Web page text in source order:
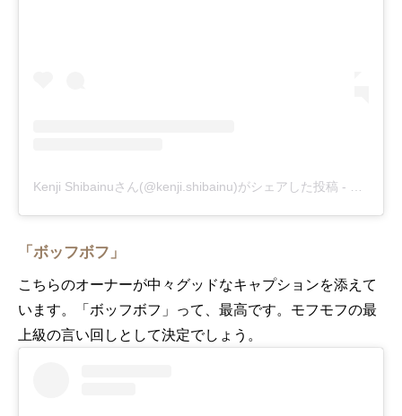
Kenji Shibainuさん(@kenji.shibainu)がシェアした投稿 -
「ボッフボフ」
こちらのオーナーが中々グッドなキャプションを添えて
います。「ボッフボフ」って、最高です。モフモフの最
上級の言い回しとして決定でしょう。